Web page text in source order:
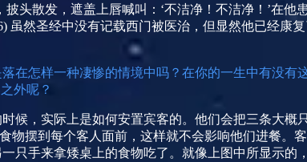
头散发，遮盖上唇喊叫：‘不洁净！不洁净！’在他
虽然圣经中没有记载西门被医治，但显然他已经康
在怎样一种凄惨的情境中吗？在你的一生中有没有
外呢？
候，实际上是如何安置宾客的。他们会把三条大概
物摆到每个客人面前，这样就不会影响他们进餐。
只手来拿矮桌上的食物吃了。就像上图中所显示的